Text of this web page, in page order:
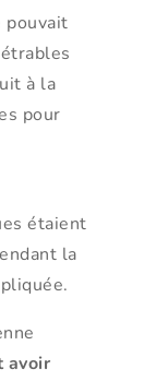
pouvait
à la
pour
étaient
la
avoir